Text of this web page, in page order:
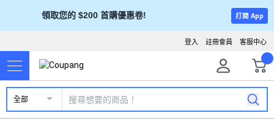
領取您的 $200 首購優惠卷! 打開 App
客服中心
註冊會員
登入
全部